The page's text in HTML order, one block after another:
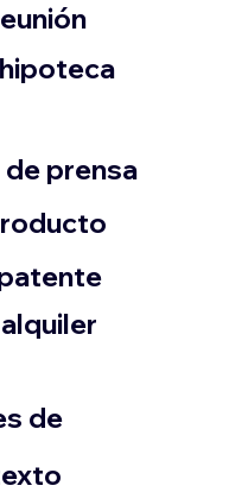
prensa
de